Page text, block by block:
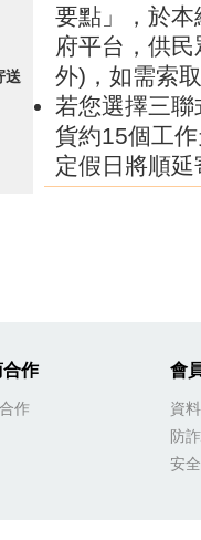
送
要點」，於
府平台，供
外)，如需索
若您選擇三
貨約15個工
定假日將順延
作
作
會
資
防
安